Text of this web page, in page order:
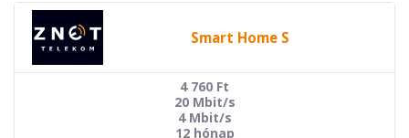
Smart Home S
4 760 Ft
20 Mbit/s
4 Mbit/s
12 hónap